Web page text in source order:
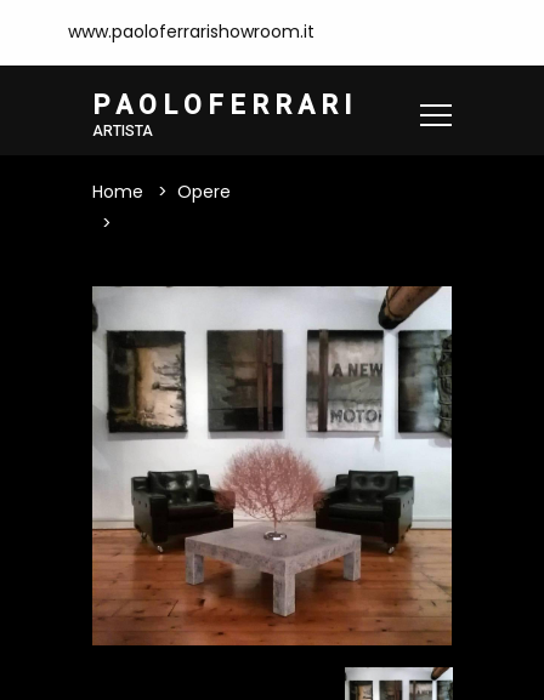
www.paoloferrarishowroom.it
P A O L O F E R R A R I
ARTISTA
Home
Opere